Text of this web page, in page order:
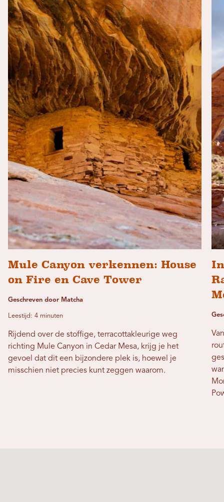
Mule Canyon verkennen: House
on Fire en Cave Tower
Geschreven door Matcha
Leestijd: 4 minuten
Rijdend over de stoffige, terracottakleurige weg
richting Mule Canyon in Cedar Mesa, krijg je het
gevoel dat dit een bijzondere plek is, hoewel je
misschien niet precies kunt zeggen waarom.